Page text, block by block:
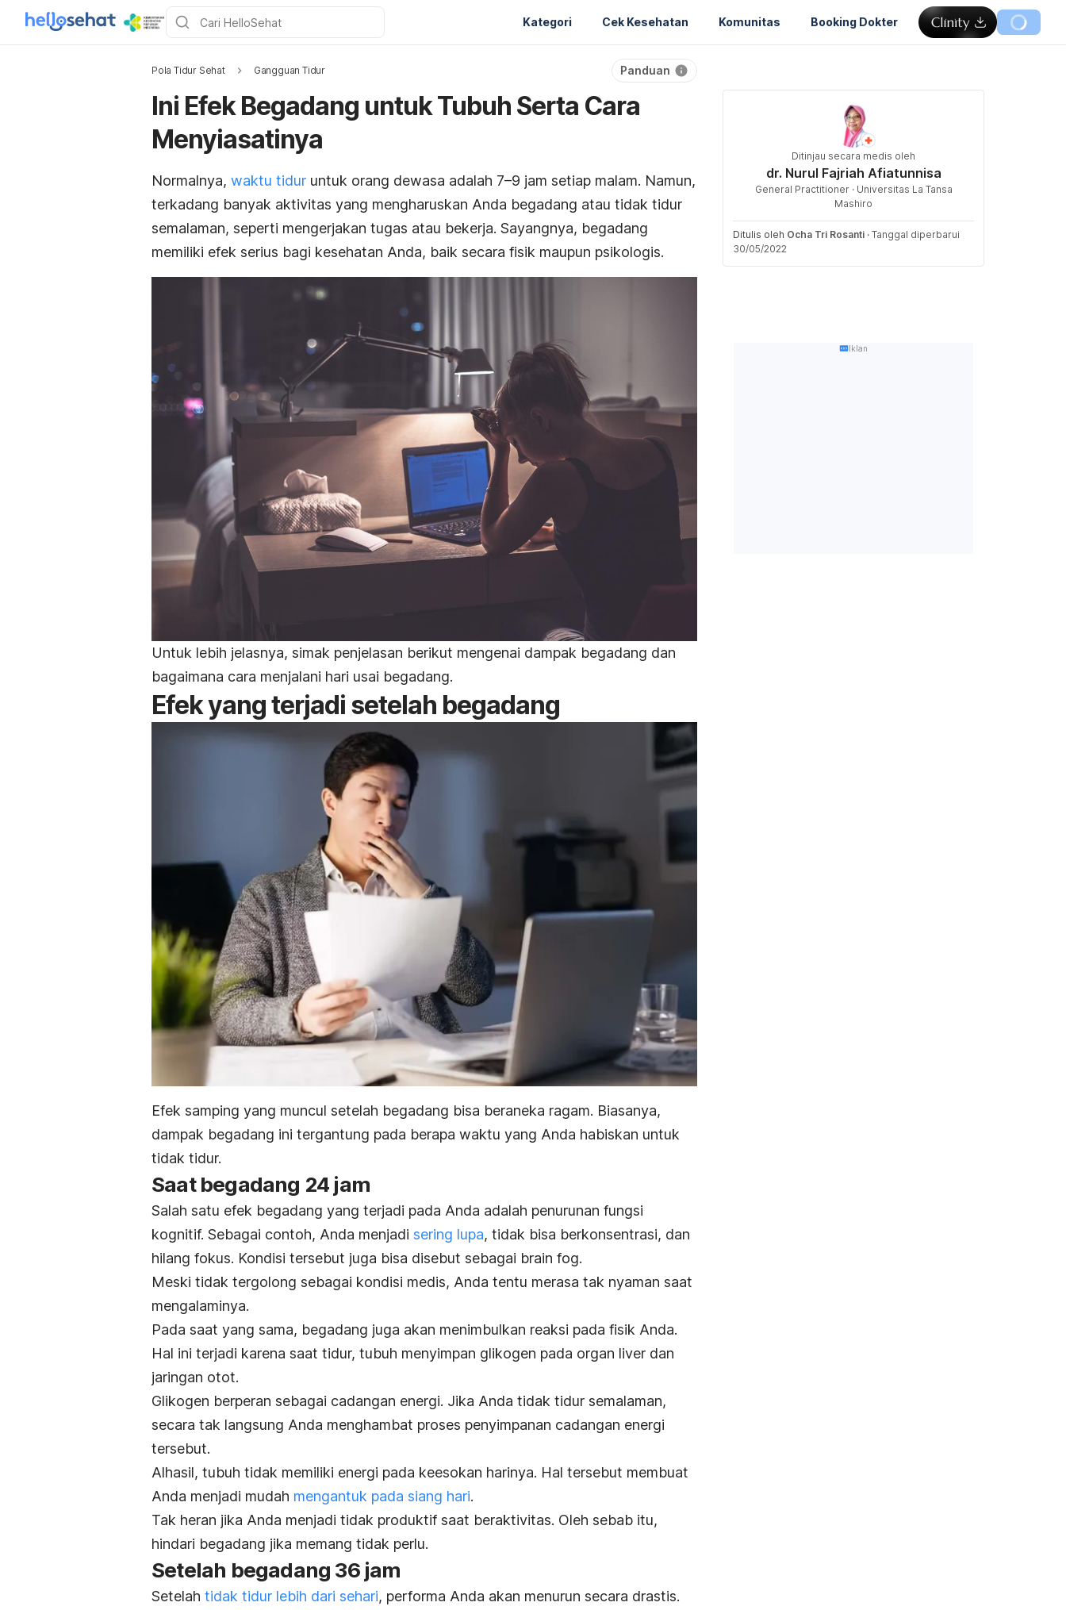
Kategori Cek Kesehatan Komunitas Booking Dokter
Pola Tidur Sehat Gangguan Tidur Panduan
Ini Efek Begadang untuk Tubuh Serta Cara
Menyiasatinya
Normalnya, waktu tidur untuk orang dewasa adalah 7–9 jam setiap malam. Namun,
terkadang banyak aktivitas yang mengharuskan Anda begadang atau tidak tidur
semalaman, seperti mengerjakan tugas atau bekerja. Sayangnya, begadang
memiliki efek serius bagi kesehatan Anda, baik secara fisik maupun psikologis.
Untuk lebih jelasnya, simak penjelasan berikut mengenai dampak begadang dan
bagaimana cara menjalani hari usai begadang.
Efek yang terjadi setelah begadang
Efek samping yang muncul setelah begadang bisa beraneka ragam. Biasanya,
dampak begadang ini tergantung pada berapa waktu yang Anda habiskan untuk
tidak tidur.
Saat begadang 24 jam
Salah satu efek begadang yang terjadi pada Anda adalah penurunan fungsi
kognitif. Sebagai contoh, Anda menjadi sering lupa, tidak bisa berkonsentrasi, dan
hilang fokus. Kondisi tersebut juga bisa disebut sebagai brain fog.
Meski tidak tergolong sebagai kondisi medis, Anda tentu merasa tak nyaman saat
mengalaminya.
Pada saat yang sama, begadang juga akan menimbulkan reaksi pada fisik Anda.
Hal ini terjadi karena saat tidur, tubuh menyimpan glikogen pada organ liver dan
jaringan otot.
Glikogen berperan sebagai cadangan energi. Jika Anda tidak tidur semalaman,
secara tak langsung Anda menghambat proses penyimpanan cadangan energi
tersebut.
Alhasil, tubuh tidak memiliki energi pada keesokan harinya. Hal tersebut membuat
Anda menjadi mudah mengantuk pada siang hari.
Tak heran jika Anda menjadi tidak produktif saat beraktivitas. Oleh sebab itu,
hindari begadang jika memang tidak perlu.
Setelah begadang 36 jam
Setelah tidak tidur lebih dari sehari, performa Anda akan menurun secara drastis.
Ditinjau secara medis oleh
dr. Nurul Fajriah Afiatunnisa
General Practitioner · Universitas La Tansa
Mashiro
Ditulis oleh Ocha Tri Rosanti · Tanggal diperbarui
30/05/2022
Iklan